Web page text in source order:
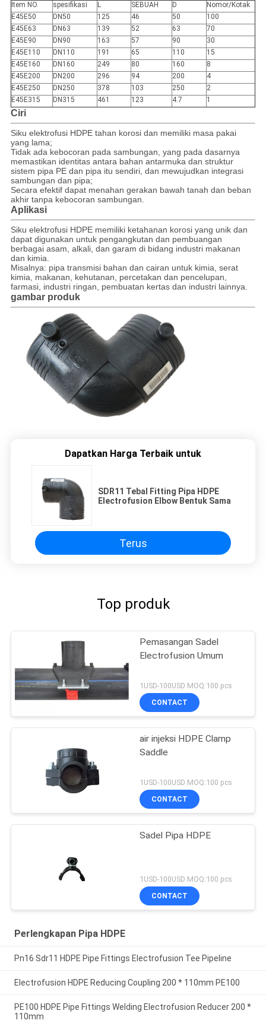
Item NO. spesifikasi L SEBUAH D
Nomor/Kotak
E45E50
DN50 125 46 50
100
E45E63
DN63 139 52 63
70
E45E90
DN90 163 57 90
30
E45E110
DN110 191 65 110
15
E45E160
DN160 249 80 160
8
E45E200
DN200 296 94 200
4
E45E250
DN250 378 103 250
2
E45E315
DN315 461 123 4.7 1
Ciri
Siku elektrofusi HDPE tahan korosi dan memiliki masa pakai
yang lama;
Tidak ada kebocoran pada sambungan, yang pada dasarnya
memastikan identitas antara bahan antarmuka dan struktur
sistem pipa PE dan pipa itu sendiri, dan mewujudkan integrasi
sambungan dan pipa;
Secara efektif dapat menahan gerakan bawah tanah dan beban
akhir tanpa kebocoran sambungan.
Aplikasi
Siku elektrofusi HDPE memiliki ketahanan korosi yang unik dan
dapat digunakan untuk pengangkutan dan pembuangan
berbagai asam, alkali, dan garam di bidang industri makanan
dan kimia.
Misalnya: pipa transmisi bahan dan cairan untuk kimia, serat
kimia, makanan, kehutanan, percetakan dan pencelupan,
farmasi, industri ringan, pembuatan kertas dan industri lainnya.
gambar produk
Dapatkan Harga Terbaik untuk
SDR11 Tebal Fitting Pipa HDPE
Electrofusion Elbow Bentuk Sama
Terus
Top produk
Pemasangan Sadel
Electrofusion Umum
1USD-100USD MOQ:100 pcs
CONTACT
air injeksi HDPE Clamp
Saddle
1USD-100USD MOQ:100 pcs
CONTACT
Sadel Pipa HDPE
1USD-100USD MOQ:100 pcs
CONTACT
Perlengkapan Pipa HDPE
Pn16 Sdr11 HDPE Pipe Fittings Electrofusion Tee Pipeline
Electrofusion HDPE Reducing Coupling 200 * 110mm PE100
PE100 HDPE Pipe Fittings Welding Electrofusion Reducer 200 *
110mm